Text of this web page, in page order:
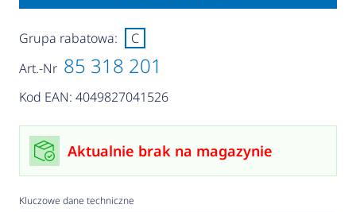
Art.-Nr 85 318 201
Kod EAN: 4049827041526
Grupa rabatowa: C
Aktualnie brak na magazynie
Kluczowe dane techniczne